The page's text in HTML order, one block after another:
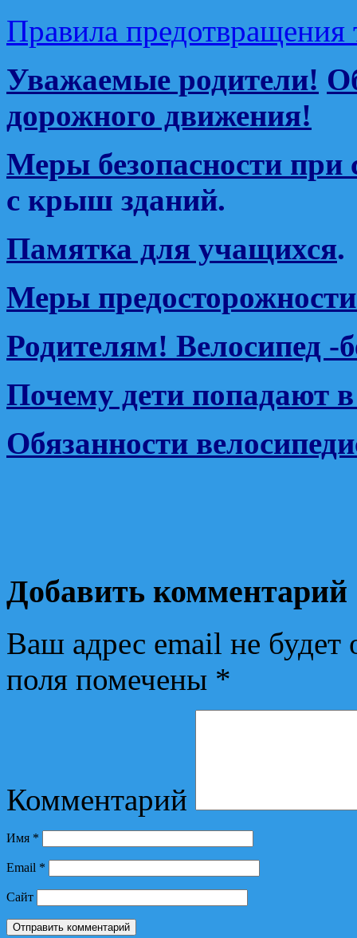
Правила предотвращения
Уважаемые родители!
дорожного движения!
Меры безопасности при
с крыш зданий.
Памятка для учащихся.
Меры
Родителям! Велосипед -
Почему дети попадают
Обязанности
Добавить комментарий
Ваш адрес email не будет
поля помечены *
Комментарий
Имя *
Email *
Сайт